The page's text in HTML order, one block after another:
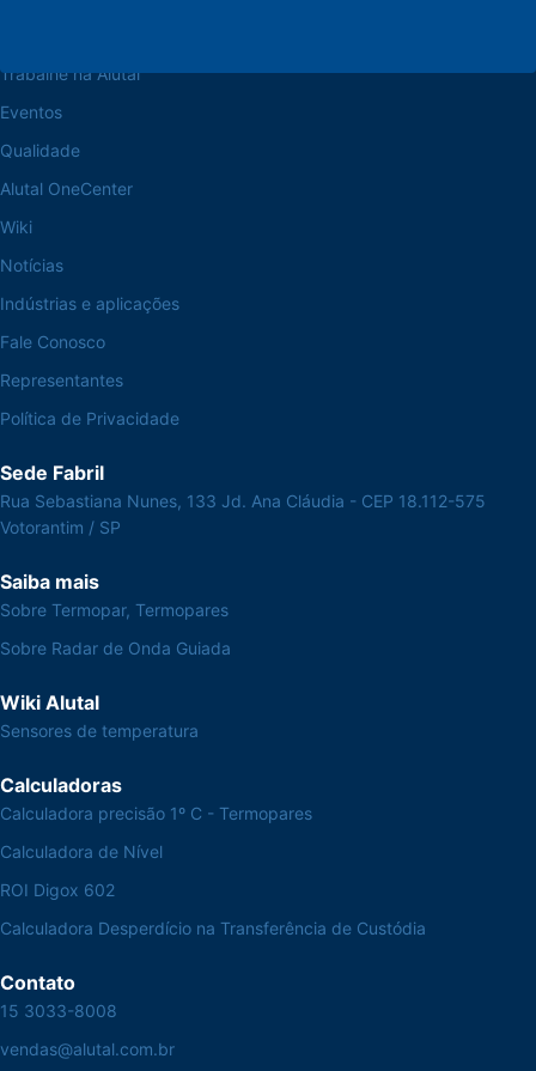
Trabalhe na Alutal
Eventos
Qualidade
Alutal OneCenter
Wiki
Notícias
Indústrias e aplicações
Fale Conosco
Representantes
Política de Privacidade
Sede Fabril
Rua Sebastiana Nunes, 133 Jd. Ana Cláudia - CEP 18.112-575
Votorantim / SP
Saiba mais
Sobre Termopar, Termopares
Sobre Radar de Onda Guiada
Wiki Alutal
Sensores de temperatura
Calculadoras
Calculadora precisão 1º C - Termopares
Calculadora de Nível
ROI Digox 602
Calculadora Desperdício na Transferência de Custódia
Contato
15 3033-8008
vendas@alutal.com.br